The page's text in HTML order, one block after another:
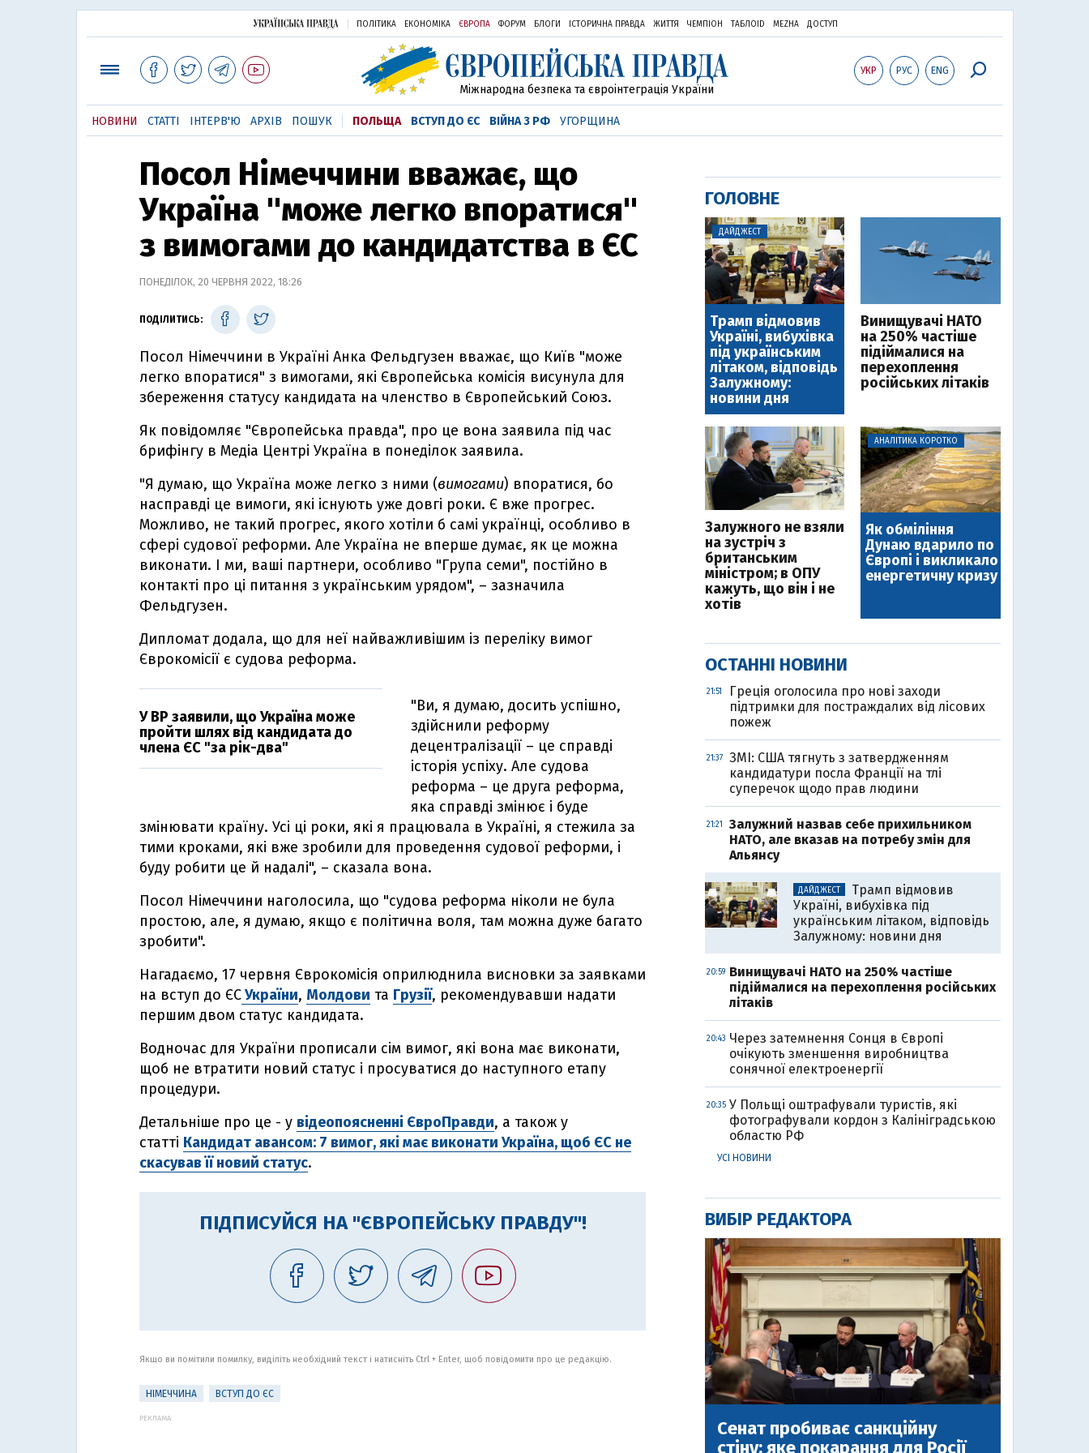
ПОЛІТИКА ЕКОНОМІКА ЄВРОПА ФОРУМ БЛОГИ ІСТОРИЧНА ПРАВДА ЖИТТЯ ЧЕМПІОН ТАБЛОID MEZHA ДОСТУП
УКР РУС ENG
Міжнародна безпека та євроінтеграція України
НОВИНИ СТАТТІ ІНТЕРВ'Ю АРХІВ ПОШУК ПОЛЬЩА ВСТУП ДО ЄС ВІЙНА З РФ УГОРЩИНА
Посол Німеччини вважає, що
Україна "може легко впоратися"
з вимогами до кандидатства в ЄС
ПОНЕДІЛОК, 20 ЧЕРВНЯ 2022, 18:26
ПОДІЛИТИСЬ:
Посол Німеччини в Україні Анка Фельдгузен вважає, що Київ "може
легко впоратися" з вимогами, які Європейська комісія висунула для
збереження статусу кандидата на членство в Європейський Союз.
Як повідомляє "Європейська правда", про це вона заявила під час
брифінгу в Медіа Центрі Україна в понеділок заявила.
"Я думаю, що Україна може легко з ними (вимогами) впоратися, бо
насправді це вимоги, які існують уже довгі роки. Є вже прогрес.
Можливо, не такий прогрес, якого хотіли б самі українці, особливо в
сфері судової реформи. Але Україна не вперше думає, як це можна
виконати. І ми, ваші партнери, особливо "Група семи", постійно в
контакті про ці питання з українським урядом", – зазначила
Фельдгузен.
Дипломат додала, що для неї найважливішим із переліку вимог
Єврокомісії є судова реформа.
У ВР заявили, що Україна може
пройти шлях від кандидата до
члена ЄС "за рік-два"
"Ви, я думаю, досить успішно,
здійснили реформу
децентралізації – це справді
історія успіху. Але судова
реформа – це друга реформа,
яка справді змінює і буде
змінювати країну. Усі ці роки, які я працювала в Україні, я стежила за
тими кроками, які вже зробили для проведення судової реформи, і
буду робити це й надалі", – сказала вона.
Посол Німеччини наголосила, що "судова реформа ніколи не була
простою, але, я думаю, якщо є політична воля, там можна дуже багато
зробити".
Нагадаємо, 17 червня Єврокомісія оприлюднила висновки за заявками
на вступ до ЄСУкраїни, Молдови та Грузії, рекомендувавши надати
першим двом статус кандидата.
Водночас для України прописали сім вимог, які вона має виконати,
щоб не втратити новий статус і просуватися до наступного етапу
процедури.
Детальніше про це - у відеопоясненні ЄвроПравди, а також у
статті Кандидат авансом: 7 вимог, які має виконати Україна, щоб ЄС не
скасував її новий статус.
ПІДПИСУЙСЯ НА "ЄВРОПЕЙСЬКУ ПРАВДУ"!
Якщо ви помітили помилку, виділіть необхідний текст і натисніть Ctrl + Enter, щоб повідомити про це редакцію.
НІМЕЧЧИНА ВСТУП ДО ЄС
РЕКЛАМА:
ГОЛОВНЕ
ДАЙДЖЕСТ
Трамп відмовив
Україні, вибухівка
під українським
літаком, відповідь
Залужному:
новини дня
Винищувачі НАТО
на 250% частіше
підіймалися на
перехоплення
російських літаків
Залужного не взяли
на зустріч з
британським
міністром; в ОПУ
кажуть, що він і не
хотів
АНАЛІТИКА КОРОТКО
Як обміління
Дунаю вдарило по
Європі і викликало
енергетичну кризу
ОСТАННІ НОВИНИ
21:51
Греція оголосила про нові заходи
підтримки для постраждалих від лісових
пожеж
21:37
ЗМІ: США тягнуть з затвердженням
кандидатури посла Франції на тлі
суперечок щодо прав людини
21:21
Залужний назвав себе прихильником
НАТО, але вказав на потребу змін для
Альянсу
ДАЙДЖЕСТ
Трамп відмовив
Україні, вибухівка під
українським літаком, відповідь
Залужному: новини дня
20:59 Винищувачі НАТО на 250% частіше
підіймалися на перехоплення російських
літаків
20:43 Через затемнення Сонця в Європі
очікують зменшення виробництва
сонячної електроенергії
20:35 У Польщі оштрафували туристів, які
фотографували кордон з Калініградською
областю РФ
УСІ НОВИНИ
ВИБІР РЕДАКТОРА
Сенат пробиває санкційну
стіну: яке покарання для Росії